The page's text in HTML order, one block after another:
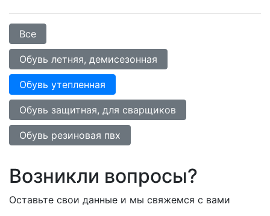
Все
Обувь летняя, демисезонная
Обувь утепленная
Обувь защитная, для сварщиков
Обувь резиновая пвх
Возникли вопросы?
Оставьте свои данные и мы свяжемся с вами